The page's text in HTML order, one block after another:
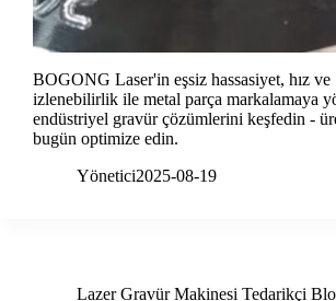
BOGONG Laser'in eşsiz hassasiyet, hız ve
izlenebilirlik ile metal parça markalamaya
endüstriyel gravür çözümlerini keşfedin -
bugün optimize edin.
Yönetici2025-08-19
Lazer Gravür Makinesi Tedarikçi